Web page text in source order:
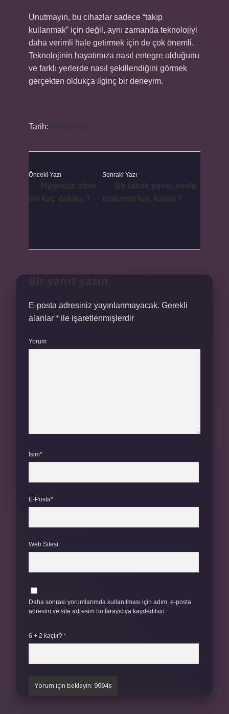
Unutmayın, bu cihazlar sadece “takıp
kullanmak” için değil, aynı zamanda teknolojiyi
daha verimli hale getirmek için de çok önemli.
Teknolojinin hayatımıza nasıl entegre olduğunu
ve farklı yerlerde nasıl şekillendiğini görmek
gerçekten oldukça ilginç bir deneyim.
Tarih:
Önceki Yazı Sonraki Yazı
E-posta adresiniz yayınlanmayacak. Gerekli
alanlar * ile işaretlenmişlerdir
Yorum
İsim*
E-Posta*
Web Sitesi
Daha sonraki yorumlarımda kullanılması için adım, e-posta
adresim ve site adresim bu tarayıcıya kaydedilsin.
6 + 2 kaçtır? *